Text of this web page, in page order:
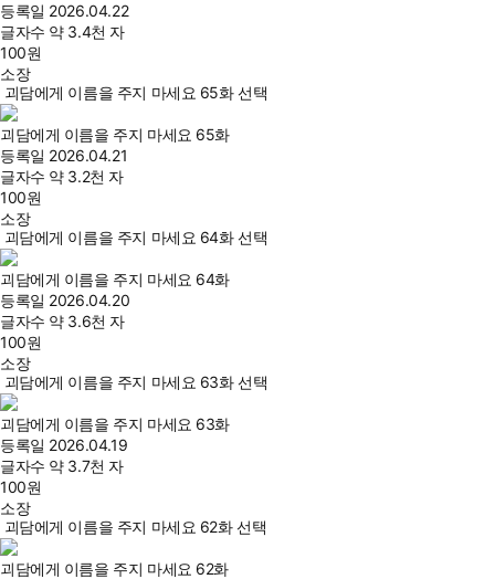
등록일 2026.04.22
글자수 약 3.4천 자
100원
소장
괴담에게 이름을 주지 마세요 65화 선택
괴담에게 이름을 주지 마세요 65화
등록일 2026.04.21
글자수 약 3.2천 자
100원
소장
괴담에게 이름을 주지 마세요 64화 선택
괴담에게 이름을 주지 마세요 64화
등록일 2026.04.20
글자수 약 3.6천 자
100원
소장
괴담에게 이름을 주지 마세요 63화 선택
괴담에게 이름을 주지 마세요 63화
등록일 2026.04.19
글자수 약 3.7천 자
100원
소장
괴담에게 이름을 주지 마세요 62화 선택
괴담에게 이름을 주지 마세요 62화